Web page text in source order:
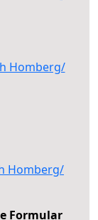
Homberg/
Homberg/
Formular